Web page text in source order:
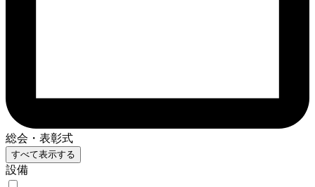
総会・表彰式
すべて表示する
設備